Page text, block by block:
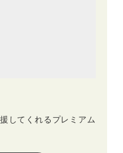
してくれるプレミアム